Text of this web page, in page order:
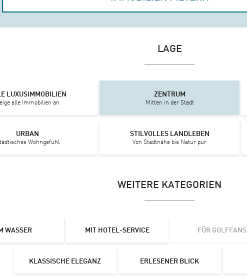
LAGE
LUXUSIMMOBILIEN
alle Immobilien an
ZENTRUM
Mitten in der Stadt
URBAN
Wohngefühl
STILVOLLES LANDLEBEN
Von Stadtnähe bis Natur pur
WEITERE KATEGORIEN
WASSER MIT HOTEL-SERVICE FÜR GOLFFANS
KLASSISCHE ELEGANZ ERLESENER BLICK